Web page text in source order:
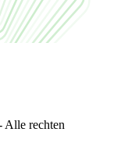
Alle rechten